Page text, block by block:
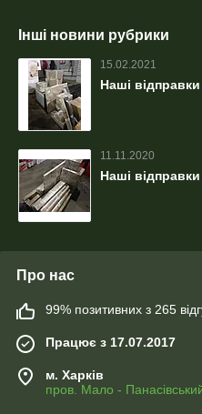
Інші новини рубрики
15.02.2021
Наші
11.11.2020
Наші
Про нас
99% позитивних з 265
Працює з 17.07.2017
м. Харків
пров. Мало -